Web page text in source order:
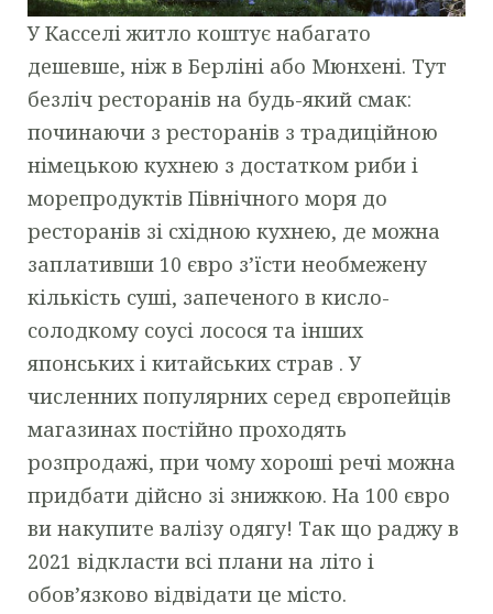
У Касселі житло коштує набагато
дешевше, ніж в Берліні або Мюнхені. Тут
безліч ресторанів на будь-який смак:
починаючи з ресторанів з традиційною
німецькою кухнею з достатком риби і
морепродуктів Північного моря до
ресторанів зі східною кухнею, де можна
заплативши 10 євро з’їсти необмежену
кількість суші, запеченого в кисло-
солодкому соусі лосося та інших
японських і китайських страв . У
численних популярних серед європейців
магазинах постійно проходять
розпродажі, при чому хороші речі можна
придбати дійсно зі знижкою. На 100 євро
ви накупите валізу одягу! Так що раджу в
2021 відкласти всі плани на літо і
обов’язково відвідати це місто.